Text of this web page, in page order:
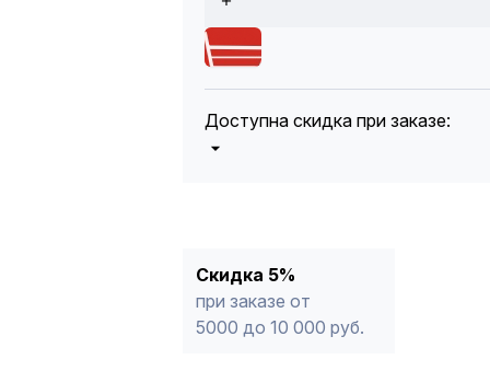
Доступна скидка при заказе:
* -Для заказов, состоящих
продукции, максимальная скидка
Скидка 5%
при заказе от
5000 до 10 000 руб.